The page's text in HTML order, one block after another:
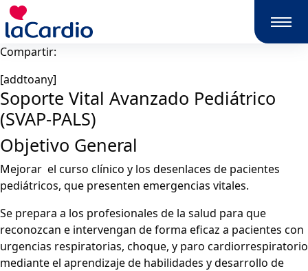
Compartir:
[addtoany]
Soporte Vital Avanzado Pediátrico
(SVAP-PALS)
Objetivo General
Mejorar el curso clínico y los desenlaces de pacientes
pediátricos, que presenten emergencias vitales.
Se prepara a los profesionales de la salud para que
reconozcan e intervengan de forma eficaz a pacientes con
urgencias respiratorias, choque, y paro cardiorrespiratorio
mediante el aprendizaje de habilidades y desarrollo de